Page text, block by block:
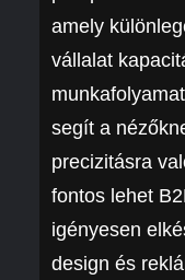
amely
vállalat
segít a
precizitásra
fontos lehet
igényesen
design és